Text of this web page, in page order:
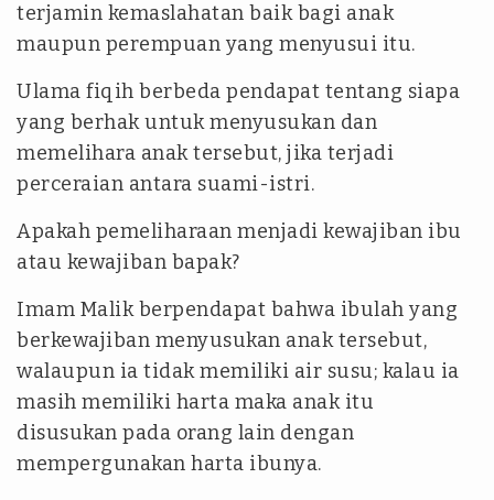
terjamin kemaslahatan baik bagi anak
maupun perempuan yang menyusui itu.
Ulama fiqih berbeda pendapat tentang siapa
yang berhak untuk menyusukan dan
memelihara anak tersebut, jika terjadi
perceraian antara suami-istri.
Apakah pemeliharaan menjadi kewajiban ibu
atau kewajiban bapak?
Imam Malik berpendapat bahwa ibulah yang
berkewajiban menyusukan anak tersebut,
walaupun ia tidak memiliki air susu; kalau ia
masih memiliki harta maka anak itu
disusukan pada orang lain dengan
mempergunakan harta ibunya.